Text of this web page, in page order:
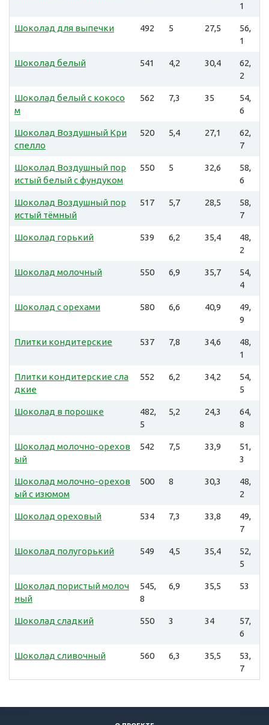
1
Шоколад для выпечки 492 5 27,5
56,
1
Шоколад белый 541 4,2 30,4
62,
2
Шоколад белый с кокосо
м
562 7,3 35
54,
6
Шоколад Воздушный Кри
спелло
520 5,4 27,1
62,
7
Шоколад Воздушный пор
истый белый с фундуком
550 5 32,6
58,
6
Шоколад Воздушный пор
истый тёмный
517 5,7 28,5
58,
7
Шоколад горький 539 6,2 35,4
48,
2
Шоколад молочный 550 6,9 35,7
54,
4
Шоколад с орехами 580 6,6 40,9
49,
9
Плитки кондитерские 537 7,8 34,6
48,
1
Плитки кондитерские сла
дкие
552 6,2 34,2
54,
5
Шоколад в порошке
482,
5
5,2 24,3
64,
8
Шоколад молочно-орехов
ый
542 7,5 33,9
51,
3
Шоколад молочно-орехов
ый с изюмом
500 8 30,3
48,
2
Шоколад ореховый 534 7,3 33,8
49,
7
Шоколад полугорький 549 4,5 35,4
52,
5
Шоколад пористый молоч
ный
545,
8
6,9 35,5 53
Шоколад сладкий 550 3 34
57,
6
Шоколад сливочный 560 6,3 35,5
53,
7